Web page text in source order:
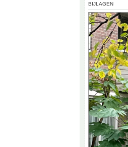
BIJLAGEN